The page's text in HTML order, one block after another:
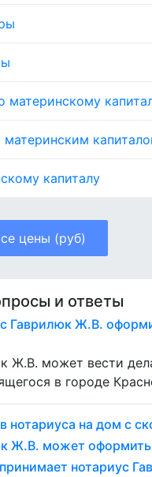
материнскому
капиталу
цены (руб)
и ответы
Гаврилюк Ж.В.
Ж.В. может вести
в городе
нотариуса на дом с
Ж.В. может оформить
нотариус